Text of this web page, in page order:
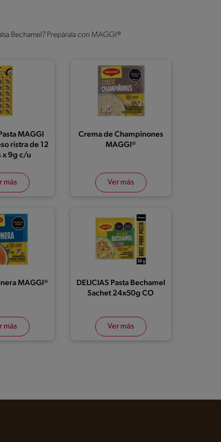
Bechamel? Prepárala con MAGGI®
MAGGI
ristra de 12
x 9g c/u
más
Crema de Champinones
MAGGI®
Ver más
MAGGI®
más
DELICIAS Pasta Bechamel
Sachet 24x50g CO
Ver más